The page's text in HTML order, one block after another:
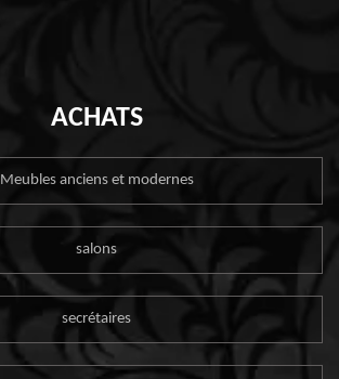
ACHATS
Meubles anciens et modernes
salons
secrétaires